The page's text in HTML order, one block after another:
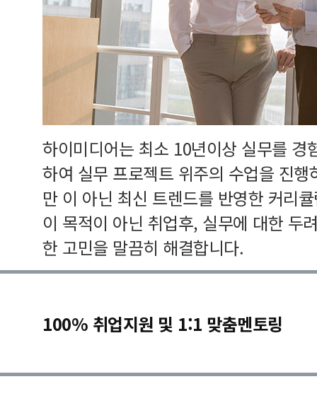
하이미디어는 최소 10년이상 실무를 경
하여 실무 프로젝트 위주의 수업을 진
만 이 아닌 최신 트렌드를 반영한 커리
이 목적이 아닌 취업후, 실무에 대한 두
한 고민을 말끔히 해결합니다.
100% 취업지원 및 1:1 맞춤멘토링